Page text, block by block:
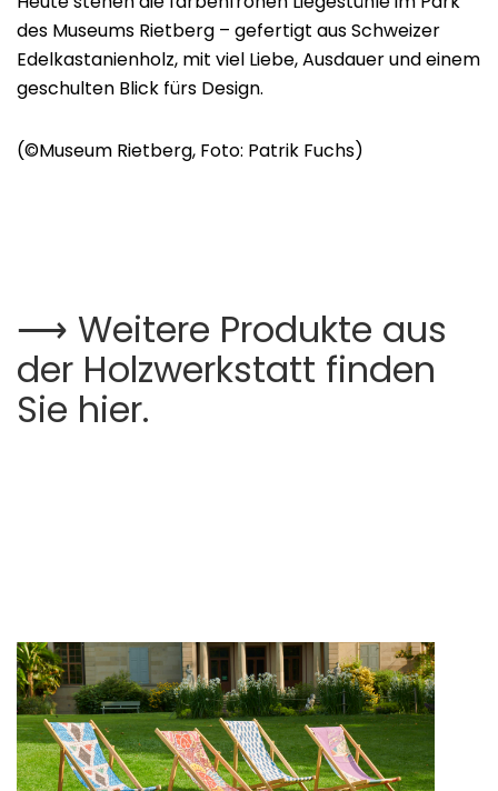
des Museums Rietberg – gefertigt aus Schweizer
Edelkastanienholz, mit viel Liebe, Ausdauer und einem
geschulten Blick fürs Design.
(©Museum Rietberg, Foto: Patrik Fuchs)
⟶ Weitere Produkte aus
der Holzwerkstatt finden
Sie hier.